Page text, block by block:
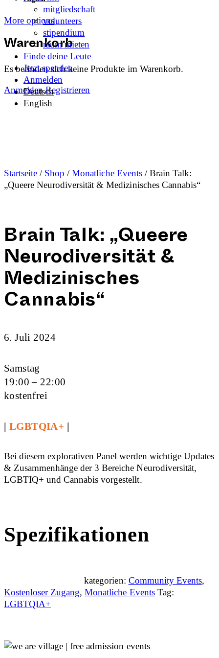
More options
Warenkorb
Es befinden sich keine Produkte im Warenkorb.
Anmelden Registrieren
mitgliedschaft
volunteers
stipendium
raum mieten
Finde deine Leute
Jetzt spenden
Anmelden
Deutsch
English
Startseite / Shop /Monatliche Events/ Brain Talk:
„Queere Neurodiversität & Medizinisches Cannabis“
Brain Talk: „Queere
Neurodiversität &
Medizinisches
Cannabis“
6. Juli 2024
Samstag
19:00 – 22:00
kostenfrei
| LGBTQIA+ |
Bei diesem explorativen Panel werden wichtige Updates
& Zusammenhänge der 3 Bereiche Neurodiversität,
LGBTIQ+ und Cannabis vorgestellt.
Spezifikationen
kategorien: Community Events,
Kostenloser Zugang,Monatliche Events Tag:
LGBTQIA+